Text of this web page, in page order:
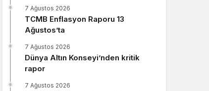
Gece Modu
Gece modunu seçin.
Sistem Modu
Sistem modunu seçin.
TCMB Enflasyon Raporu 13
Ağustos’ta
7 Ağustos 2026
Dünya Altın Konseyi’nden kritik
rapor
7 Ağustos 2026
7 Ağustos 2026